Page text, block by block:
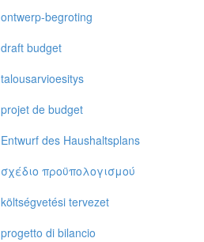
ontwerp-begroting
draft budget
talousarvioesitys
projet de budget
Entwurf des Haushaltsplans
σχέδιo πρoϋπoλoγισμoύ
költségvetési tervezet
progetto di bilancio